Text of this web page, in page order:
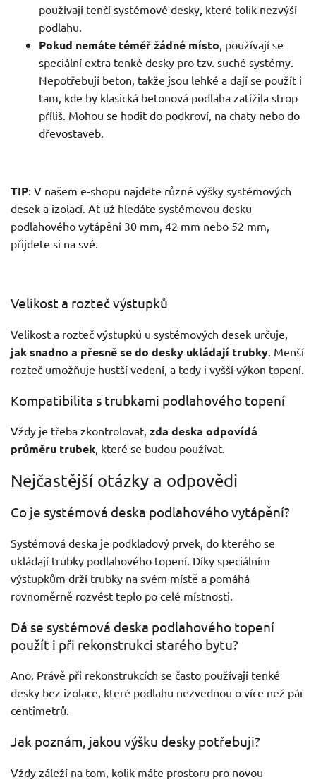
používají tenčí systémové desky, které tolik nezvýší
podlahu.
Pokud nemáte téměř žádné místo , používají se
speciální extra tenké desky pro tzv. suché systémy.
Nepotřebují beton, takže jsou lehké a dají se použít i
tam, kde by klasická betonová podlaha zatížila strop
příliš. Mohou se hodit do podkroví, na chaty nebo do
dřevostaveb.
TIP: V našem e-shopu najdete různé výšky systémových
desek a izolací. Ať už hledáte systémovou desku
podlahového vytápění 30 mm, 42 mm nebo 52 mm,
přijdete si na své.
Velikost a rozteč výstupků
Velikost a rozteč výstupků u systémových desek určuje,
jak snadno a přesně se do desky ukládají trubky. Menší
rozteč umožňuje hustší vedení, a tedy i vyšší výkon topení.
Kompatibilita s trubkami podlahového topení
Vždy je třeba zkontrolovat, zda deska odpovídá
průměru trubek, které se budou používat.
Nejčastější otázky a odpovědi
Co je systémová deska podlahového vytápění?
Systémová deska je podkladový prvek, do kterého se
ukládají trubky podlahového topení. Díky speciálním
výstupkům drží trubky na svém místě a pomáhá
rovnoměrně rozvést teplo po celé místnosti.
Dá se systémová deska podlahového topení
použít i při rekonstrukci starého bytu?
Ano. Právě při rekonstrukcích se často používají tenké
desky bez izolace, které podlahu nezvednou o více než pár
centimetrů.
Jak poznám, jakou výšku desky potřebuji?
Vždy záleží na tom, kolik máte prostoru pro novou